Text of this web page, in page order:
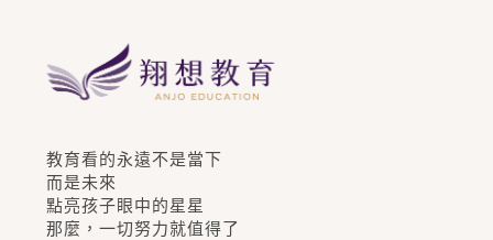
教育看的永遠不是當下
而是未來
點亮孩子眼中的星星
那麼，一切努力就值得了